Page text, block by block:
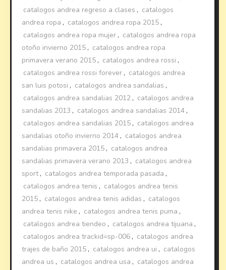
catalogos andrea regreso a clases , catalogos
andrea ropa , catalogos andrea ropa 2015 ,
catalogos andrea ropa mujer , catalogos andrea ropa
otoño invierno 2015 , catalogos andrea ropa
primavera verano 2015 , catalogos andrea rossi ,
catalogos andrea rossi forever , catalogos andrea
san luis potosi , catalogos andrea sandalias ,
catalogos andrea sandalias 2012 , catalogos andrea
sandalias 2013 , catalogos andrea sandalias 2014 ,
catalogos andrea sandalias 2015 , catalogos andrea
sandalias otoño invierno 2014 , catalogos andrea
sandalias primavera 2015 , catalogos andrea
sandalias primavera verano 2013 , catalogos andrea
sport, catalogos andrea temporada pasada ,
catalogos andrea tenis , catalogos andrea tenis
2015 , catalogos andrea tenis adidas , catalogos
andrea tenis nike , catalogos andrea tenis puma ,
catalogos andrea tiendeo , catalogos andrea tijuana ,
catalogos andrea trackid=sp-006 , catalogos andrea
trajes de baño 2015 , catalogos andrea ui , catalogos
andrea us , catalogos andrea usa , catalogos andrea